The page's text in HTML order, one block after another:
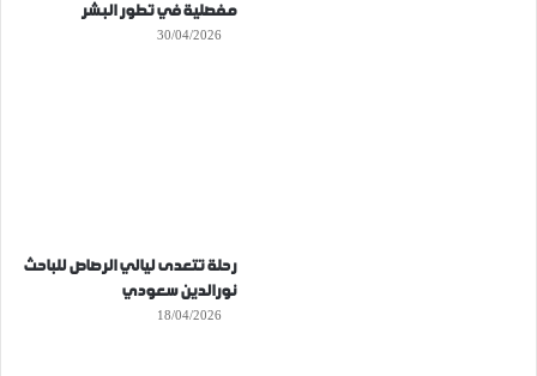
مفصلية في تطور البشر
30/04/2026
رحلة تتعدى ليالي الرصاص للباحث
نورالدين سعودي
18/04/2026